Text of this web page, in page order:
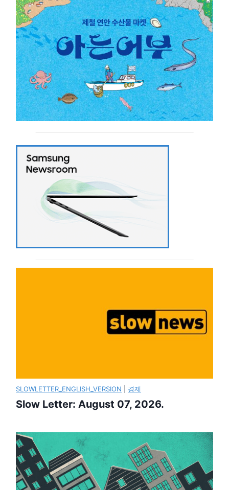
SLOWLETTER_ENGLISH_VERSION 경제
Slow Letter: August 07, 2026.